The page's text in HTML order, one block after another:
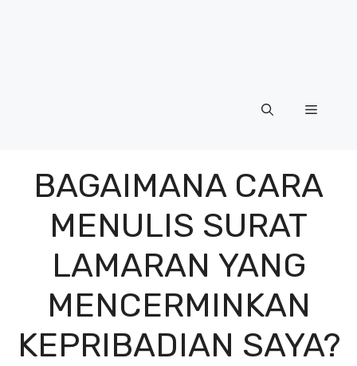
Menu
BAGAIMANA CARA
MENULIS SURAT
LAMARAN YANG
MENCERMINKAN
KEPRIBADIAN SAYA?